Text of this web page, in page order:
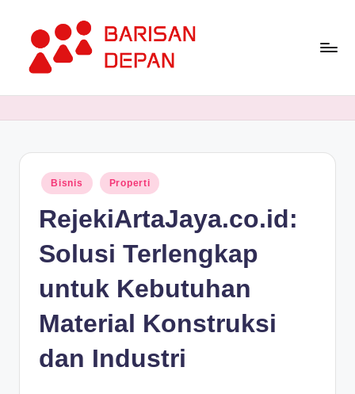
content
Terupdate
Posted
in
Bisnis Properti
RejekiArtaJaya.co.id:
Solusi Terlengkap
untuk Kebutuhan
Material Konstruksi
dan Industri